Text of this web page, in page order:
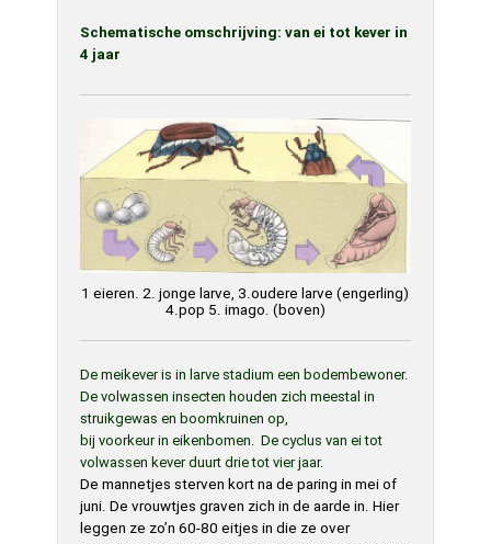
Schematische omschrijving: van ei tot kever in
4 jaar
1 eieren. 2. jonge larve, 3.oudere larve (engerling)
4.pop 5. imago. (boven)
De meikever is in larve stadium een bodembewoner.
De volwassen insecten houden zich meestal in
struikgewas en boomkruinen op,
bij voorkeur in eikenbomen. De cyclus van ei tot
volwassen kever duurt drie tot vier jaar.
De mannetjes sterven kort na de paring in mei of
juni. De vrouwtjes graven zich in de aarde in. Hier
leggen ze zo’n 60-80 eitjes in die ze over